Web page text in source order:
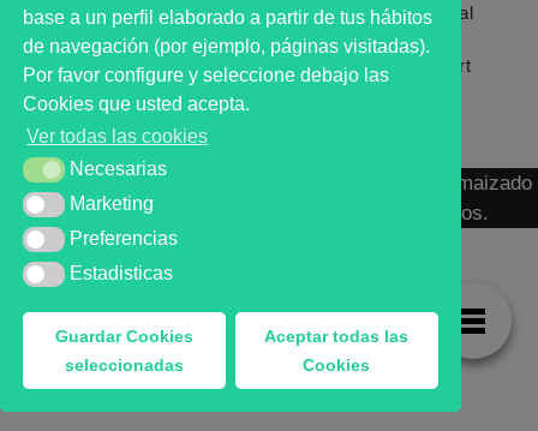
Primer analista bursátil automatizado profesional
que ayuda a la decisión | First automated stock
markets analyst software as a desission support
system.
MARKT ADVISOR ® 2016 :: Análisis Bursátil Automaizado
de Activos Cotizados en Mercados Organizados.
base a un perfil elaborado a partir de tus hábitos
de navegación (por ejemplo, páginas visitadas).
Por favor configure y seleccione debajo las
Cookies que usted acepta.
Ver todas las cookies
NecesariasNecesarias
MarketingMarketing
Preferencias
Preferencias
Estadisticas
Estadisticas
Guardar Cookies
seleccionadas
Aceptar todas las
Cookies